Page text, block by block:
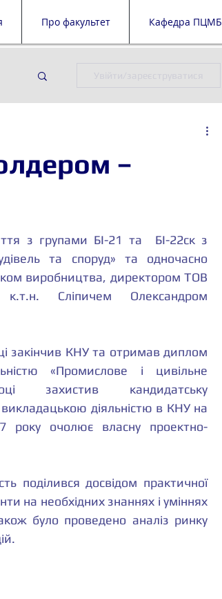
Про факультет Кафедра ПЦМБ
–
з групами БІ-21 та  БІ-22ск з
та споруд» та одночасно
виробництва, директором ТОВ
к.т.н. Сліпичем Олександром
закінчив КНУ та отримав диплом
«Промислове і цивільне
захистив кандидатську
діяльністю в КНУ на
очолює власну проектно-
поділився досвідом практичної
на необхідних знаннях і уміннях
було проведено аналіз ринку